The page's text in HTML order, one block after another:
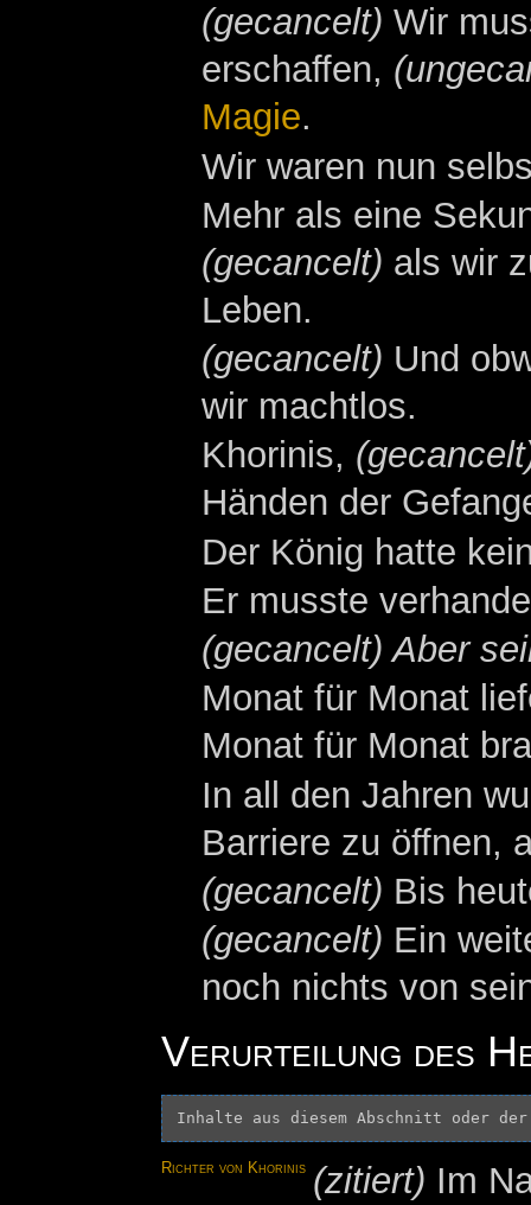
(gecancelt) Wir
erschaffen,
Magie.
Wir waren nun
Mehr als eine
(gecancelt) als wir
Leben.
(gecancelt) Und
wir machtlos.
Khorinis,
Händen der
Der König hatte
Er musste
(gecancelt) Aber
Monat für Monat
Monat für Monat
In all den Jahren
Barriere zu öffnen,
(gecancelt) Bis
(gecancelt) Ein
noch nichts von
Verurteilung des
Inhalte aus diesem Abschnitt oder
Richter von Khorinis (zitiert) Im